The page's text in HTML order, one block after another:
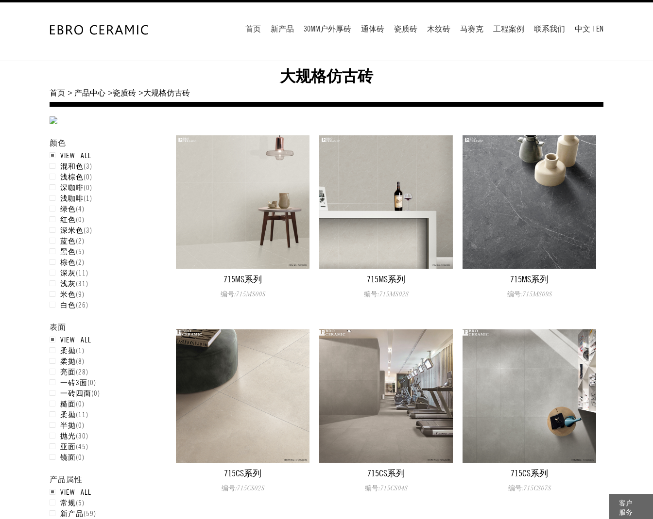
首页 新产品 30MM户外厚砖 通体砖 瓷质砖 木纹砖 马赛克 工程案例 联系我们 中文 EN
客户
服务
首页 > 产品中心 >瓷质砖 >大规格仿古砖
大规格仿古砖
颜色
VIEW ALL
混和色(3)
浅棕色(0)
深咖啡(0)
浅咖啡(1 )
绿色(4)
红色(0)
深米色(3)
蓝色(2)
黑色(5)
棕色(2)
深灰(11 )
浅灰(31 )
米色(9)
白色(26)
表面
VIEW ALL
柔抛(1 )
柔抛(8)
亮面(28)
一砖3面(0)
一砖四面(0)
糙面(0)
柔抛(11 )
半抛(0)
抛光(30)
亚面(45)
镜面(0)
产品属性
VIEW ALL
常规(5)
新产品(59)
715MS系列
编号:715MS00S
715MS系列
编号:715MS02S
715MS系列
编号:715MS09S
715CS系列
编号:715CS02S
715CS系列
编号:715CS04S
715CS系列
编号:715CS07S